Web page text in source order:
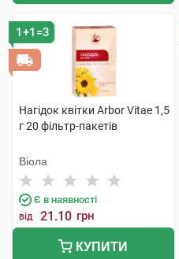
1+1=3
Нагідок квітки Arbor Vitae 1,5
г 20 фільтр-пакетів
Віола
Є в наявності
від 21.10 грн
КУПИТИ